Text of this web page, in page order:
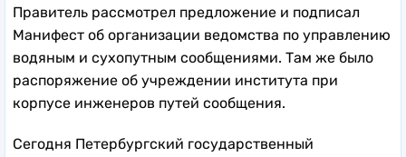
Правитель рассмотрел предложение и подписал
Манифест об организации ведомства по управлению
водяным и сухопутным сообщениями. Там же было
распоряжение об учреждении института при
корпусе инженеров путей сообщения.
Сегодня Петербургский государственный